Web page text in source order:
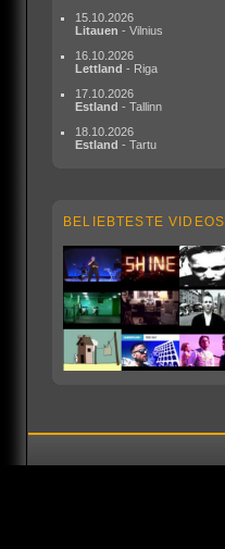
15.10.2026
Litauen - Vilnius
16.10.2026
Lettland - Riga
17.10.2026
Estland - Tallinn
18.10.2026
Estland - Tartu
BELIEBTESTE VIDEOS